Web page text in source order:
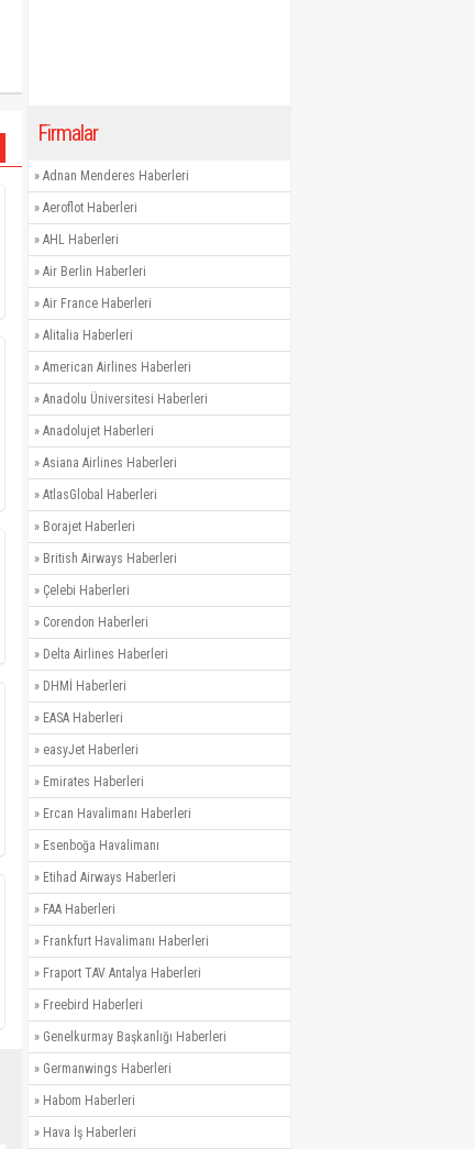
Firmalar
» Adnan Menderes Haberleri
» Aeroflot Haberleri
» AHL Haberleri
» Air Berlin Haberleri
» Air France Haberleri
» Alitalia Haberleri
» American Airlines Haberleri
» Anadolu Üniversitesi Haberleri
» Anadolujet Haberleri
» Asiana Airlines Haberleri
» AtlasGlobal Haberleri
» Borajet Haberleri
» British Airways Haberleri
» Çelebi Haberleri
» Corendon Haberleri
» Delta Airlines Haberleri
» DHMİ Haberleri
» EASA Haberleri
» easyJet Haberleri
» Emirates Haberleri
» Ercan Havalimanı Haberleri
» Esenboğa Havalimanı
» Etihad Airways Haberleri
» FAA Haberleri
» Frankfurt Havalimanı Haberleri
» Fraport TAV Antalya Haberleri
» Freebird Haberleri
» Genelkurmay Başkanlığı Haberleri
» Germanwings Haberleri
» Habom Haberleri
» Hava İş Haberleri